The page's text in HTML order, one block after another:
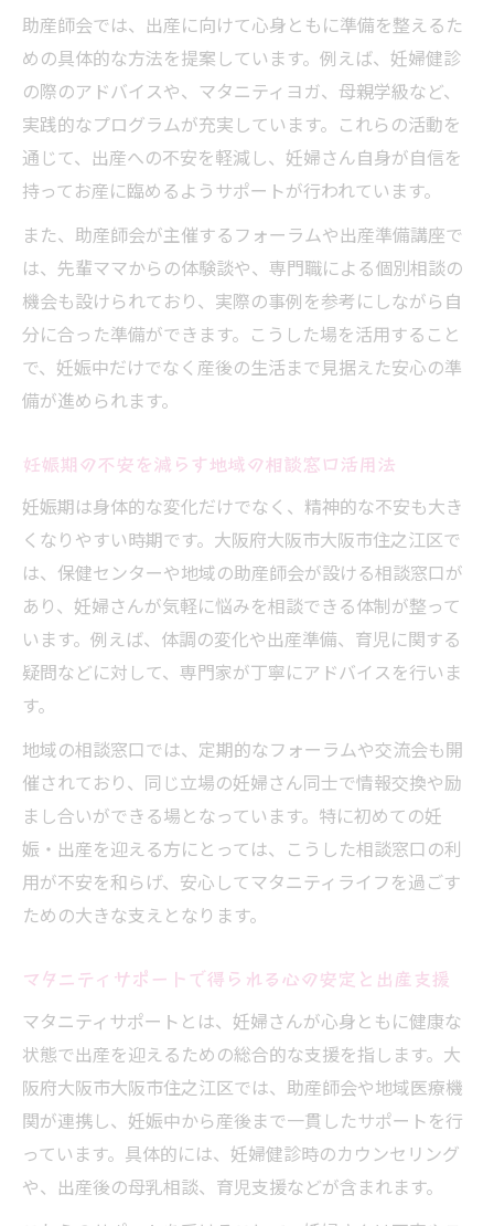
フォーラム参加で得られる体験談と安心感
専門家と繋がることで出産準備が充実
助産師会を通じた産後ケアのメリットと体験談
助産師会が行う出産後のサポート内容とは
大阪府助産師会の産後ケアで得られる安心
感
産後の育児不安を助産師会がどう解消する
か
先輩ママが語る産後ケア体験談とアドバイ
ス
助産師会ホームページの活用方法と情報集
め
自治体窓口で配布されるマタニティマーク
活用法
公共交通機関での出産準備と安全確保のコ
ツ
マタニティマークを活かした周囲への配慮
マタニティマーク取得時の注意点と支援情
安心して出産を迎えるための地域資源の探し方
地域資源を活用した出産準備のすすめ
出産前後の支援スポットを上手に利用する
方法
妊婦さん向けサポート窓口の活用ポイント
出産育児支援情報を集めるネット活用法
助産師会では、出産に向けて心身ともに準備を整えるた
めの具体的な方法を提案しています。例えば、妊婦健診
の際のアドバイスや、マタニティヨガ、母親学級など、
実践的なプログラムが充実しています。これらの活動を
通じて、出産への不安を軽減し、妊婦さん自身が自信を
持ってお産に臨めるようサポートが行われています。
また、助産師会が主催するフォーラムや出産準備講座で
は、先輩ママからの体験談や、専門職による個別相談の
機会も設けられており、実際の事例を参考にしながら自
分に合った準備ができます。こうした場を活用すること
で、妊娠中だけでなく産後の生活まで見据えた安心の準
備が進められます。
妊娠期の不安を減らす地域の相談窓口活用法
妊娠期は身体的な変化だけでなく、精神的な不安も大き
くなりやすい時期です。大阪府大阪市大阪市住之江区で
は、保健センターや地域の助産師会が設ける相談窓口が
あり、妊婦さんが気軽に悩みを相談できる体制が整って
います。例えば、体調の変化や出産準備、育児に関する
疑問などに対して、専門家が丁寧にアドバイスを行いま
す。
地域の相談窓口では、定期的なフォーラムや交流会も開
催されており、同じ立場の妊婦さん同士で情報交換や励
まし合いができる場となっています。特に初めての妊
娠・出産を迎える方にとっては、こうした相談窓口の利
用が不安を和らげ、安心してマタニティライフを過ごす
ための大きな支えとなります。
マタニティサポートで得られる心の安定と出産支援
マタニティサポートとは、妊婦さんが心身ともに健康な
状態で出産を迎えるための総合的な支援を指します。大
阪府大阪市大阪市住之江区では、助産師会や地域医療機
関が連携し、妊娠中から産後まで一貫したサポートを行
っています。具体的には、妊婦健診時のカウンセリング
や、出産後の母乳相談、育児支援などが含まれます。